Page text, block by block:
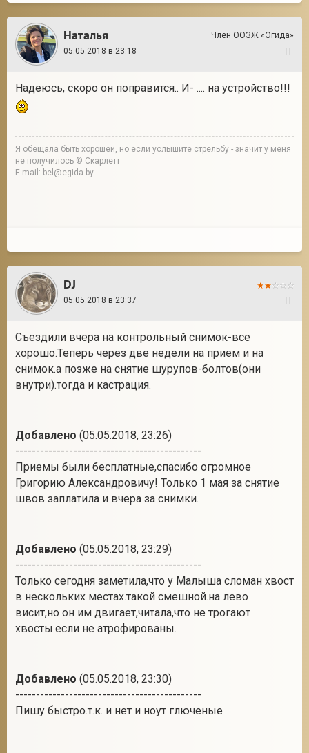
Наталья
Член ООЗЖ «Эгида»
05.05.2018 в 23:18
Надеюсь, скоро он поправится.. И- .... на устройство!!!
Я обещала быть хорошей, но если услышите стрельбу - значит у меня
не получилось © Скарлетт
E-mail: bel@egida.by
DJ
05.05.2018 в 23:37
Съездили вчера на контрольный снимок-все
хорошо.Теперь через две недели на прием и на
снимок.а позже на снятие шурупов-болтов(они
внутри).тогда и кастрация.
Добавлено (05.05.2018, 23:26)
---------------------------------------------
Приемы были бесплатные,спасибо огромное
Григорию Александровичу! Только 1 мая за снятие
швов заплатила и вчера за снимки.
Добавлено (05.05.2018, 23:29)
---------------------------------------------
Только сегодня заметила,что у Малыша сломан хвост
в нескольких местах.такой смешной.на лево
висит,но он им двигает,читала,что не трогают
хвосты.если не атрофированы.
Добавлено (05.05.2018, 23:30)
---------------------------------------------
Пишу быстро.т.к. и нет и ноут глюченые